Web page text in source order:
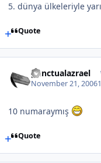
5. dünya ülkeleriyle
Quote
punctualazrael
November 21, 2006
10 numaraymış
Quote